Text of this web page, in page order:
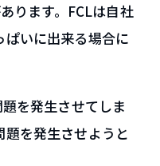
ります。FCLは自社
いに出来る場合に
を発生させてしま
を発生させようと